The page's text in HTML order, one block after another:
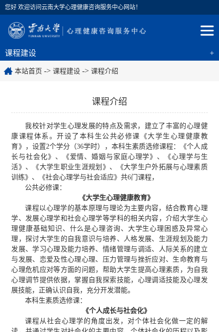
您好 欢迎访问云南大学心理健康咨询服务中心网站！
课程建设 +
本站首页 -> 课程建设 -> 课程介绍
课程介绍
我校针对学生心理发展的特点及需求，建立了丰富的心理健
康课程体系。开设了本科生公共必修课《大学生心理健康教
育》，设置2个学分（36学时），本科生素质选修课程：《个人成
长与社会化》、《爱情、婚姻与家庭心理学》、《心理学与生
活》、《大学生职业生涯规划》、《大学生户外拓展与心理素质
训练》、《社会心理学与社会适应》共6门课程，
公共必修课：
《大学生心理健康教育》
课程以心理学的基本原理与理论为主要内容，结合教育心理
学、发展心理学和社会心理学等学科的相关内容，介绍大学生心
理健康基础知识、什么是心理咨询、大学生心理困惑及异常心
理，探讨大学生的自我意识与培养、人格发展、生涯规划及能力
发展、学习心理及能力培养、情绪管理与调适、人际关系的建立
与发展、恋爱及性心理心理、压力管理与挫折应对、生命教育与
心理危机应对等方面的问题，帮助大学生提高心理素质，为自我
心理调节提供依据，掌握自我探索技能，心理调适技能及心理发
展技能，正确认识自我，充分开发潜能。
本科生素质选修课：
《个人成长与社会化》
课程从社会心理学的角度出发，对个体社会化做一定的解